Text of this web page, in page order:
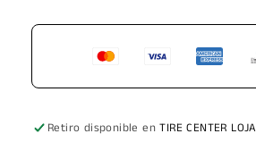
ELANTRA
VELOSTER
/
ELANTRA
VELOSTER
/
Retiro disponible enTIRE CENTER LOJA